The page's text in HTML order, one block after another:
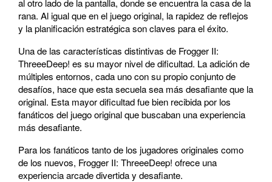
al otro lado de la pantalla, donde se encuentra la casa de la
rana. Al igual que en el juego original, la rapidez de reflejos
y la planificación estratégica son claves para el éxito.
Una de las características distintivas de Frogger II:
ThreeeDeep! es su mayor nivel de dificultad. La adición de
múltiples entornos, cada uno con su propio conjunto de
desafíos, hace que esta secuela sea más desafiante que la
original. Esta mayor dificultad fue bien recibida por los
fanáticos del juego original que buscaban una experiencia
más desafiante.
Para los fanáticos tanto de los jugadores originales como
de los nuevos, Frogger II: ThreeeDeep! ofrece una
experiencia arcade divertida y desafiante.